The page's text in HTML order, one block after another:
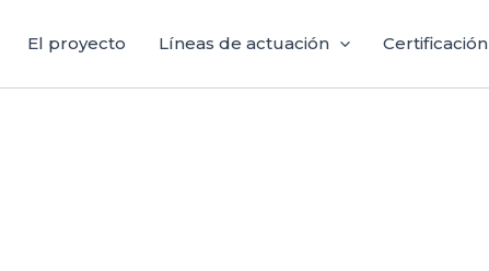
El proyecto Líneas de actuación Certificación